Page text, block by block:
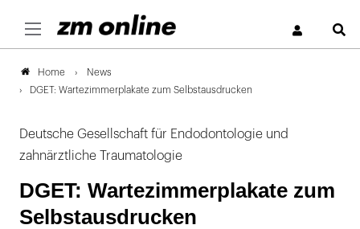
Home
News
DGET: Wartezimmerplakate zum Selbstausdrucken
Deutsche Gesellschaft für Endodontologie und
zahnärztliche Traumatologie
DGET: Wartezimmerplakate zum
Selbstausdrucken